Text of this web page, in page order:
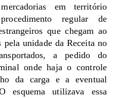
em território
regular de
que chegam ao
unidade da Receita no
a pedido do
onde haja o controle
da carga e a eventual
esquema utilizava essa